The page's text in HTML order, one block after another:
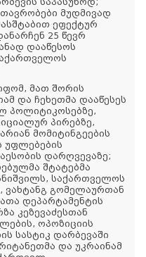
საპასუხოდ;
მუდმივად
ეფექტურ
25 წევრ
დააწესოს
მათ შორის
და ჩეხეთმა დააწესეს
პოლიტიკოსებზე,
პირებზე,
მომიტინგეების
უფლებების
დარღვევაზე;
შტატებმა
საქართველოს
ვახტანგ გომელაურთან
დეპარტამენტის
კეზევაძესთან
ოპოზიციის
სასტიკ დარბევაში
და უკრაინამ